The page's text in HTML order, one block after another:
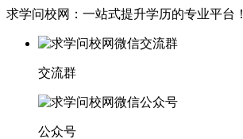
求学问校网：一站式提升学历的专业平台！
交流群
公众号